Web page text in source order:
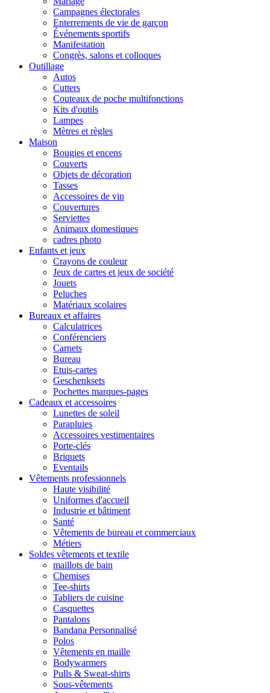
Campagnes électorales
Enterrements de vie de garçon
Événements sportifs
Manifestation
Congrès, salons et colloques
Outillage
Autos
Cutters
Couteaux de poche multifonctions
Kits d'outils
Lampes
Mètres et règles
Maison
Bougies et encens
Couverts
Objets de décoration
Tasses
Accessoires de vin
Couvertures
Serviettes
Animaux domestiques
cadres photo
Enfants et jeux
Crayons de couleur
Jeux de cartes et jeux de société
Jouets
Peluches
Matériaux scolaires
Bureaux et affaires
Calculatrices
Conférenciers
Carnets
Bureau
Etuis-cartes
Geschenksets
Pochettes marques-pages
Cadeaux et accessoires
Lunettes de soleil
Parapluies
Accessoires vestimentaires
Porte-clés
Briquets
Eventails
Vêtements professionnels
Haute visibilité
Uniformes d'accueil
Industrie et bâtiment
Santé
Vêtements de bureau et commerciaux
Métiers
Soldes vêtements et textile
maillots de bain
Chemises
Tee-shirts
Tabliers de cuisine
Casquettes
Pantalons
Bandana Personnalisé
Polos
Vêtements en maille
Bodywarmers
Pulls & Sweat-shirts
Sous-vêtements